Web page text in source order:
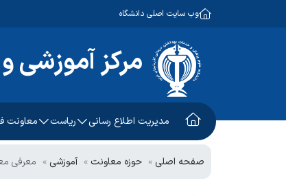
وب سایت اصلی دانشگاه
مرکز آموزشی و
مدیریت اطلاع رسانی
درباره ما
ریاست
حوزه ریاست
معاونت
معرفی صفحه اصلی حوزه معاونت آموزشی معرفی